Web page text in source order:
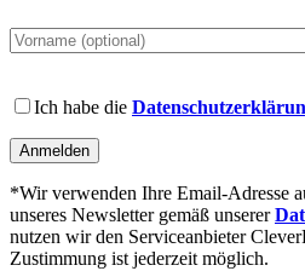
leave
empty.
leave
field
Ich habe die
*Wir verwenden Ihre Email-Adresse
unseres Newsletter gemäß unserer
nutzen wir den Serviceanbieter
Zustimmung ist jederzeit möglich.